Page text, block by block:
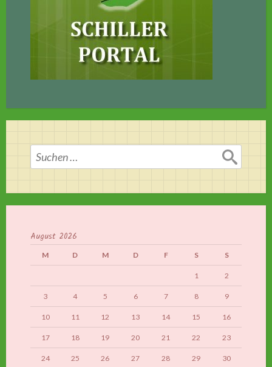
Suchen
nach:
August 2026
M D M D F S S
1 2
3 4 5 6 7 8 9
10 11 12 13 14 15 16
17 18 19 20 21 22 23
24 25 26 27 28 29 30